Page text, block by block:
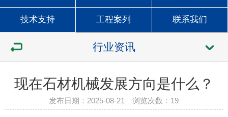
技术支持 工程案列 联系我们
行业资讯
现在石材机械发展方向是什么？
发布日期：2025-08-21 浏览次数： 19